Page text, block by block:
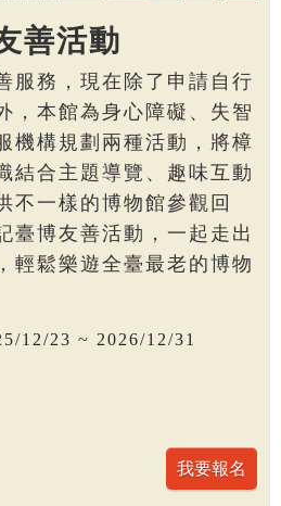
善活動
服務，現在除了申請自行
，本館為身心障礙、失智
機構規劃兩種活動，將樟
結合主題導覽、趣味互動
不一樣的博物館參觀回
臺博友善活動，一起走出
輕鬆樂遊全臺最老的博物
12/23 ~ 2026/12/31